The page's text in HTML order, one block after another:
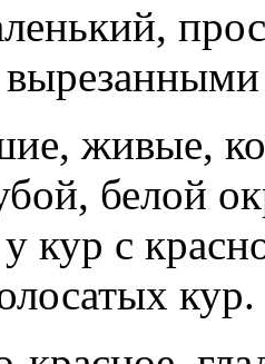
живые,
белой
кур с
кур.